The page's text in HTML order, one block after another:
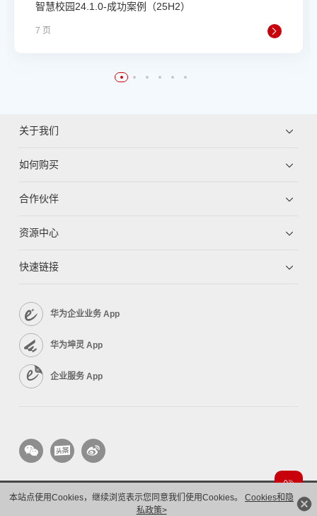
本站点使用Cookies，继续浏览表示您同意我们使用Cookies。 Cookies和隐
私政策>
智慧校园24.1.0-成功案例（25H2）
7 页
关于我们
如何购买
合作伙伴
资源中心
快速链接
华为企业业务 App
华为坤灵 App
企业服务 App
版权所有 © 华为技术有限公司 1998-2026。 保留一切权利。粤A2-20044005号
隐私保护
法律声明